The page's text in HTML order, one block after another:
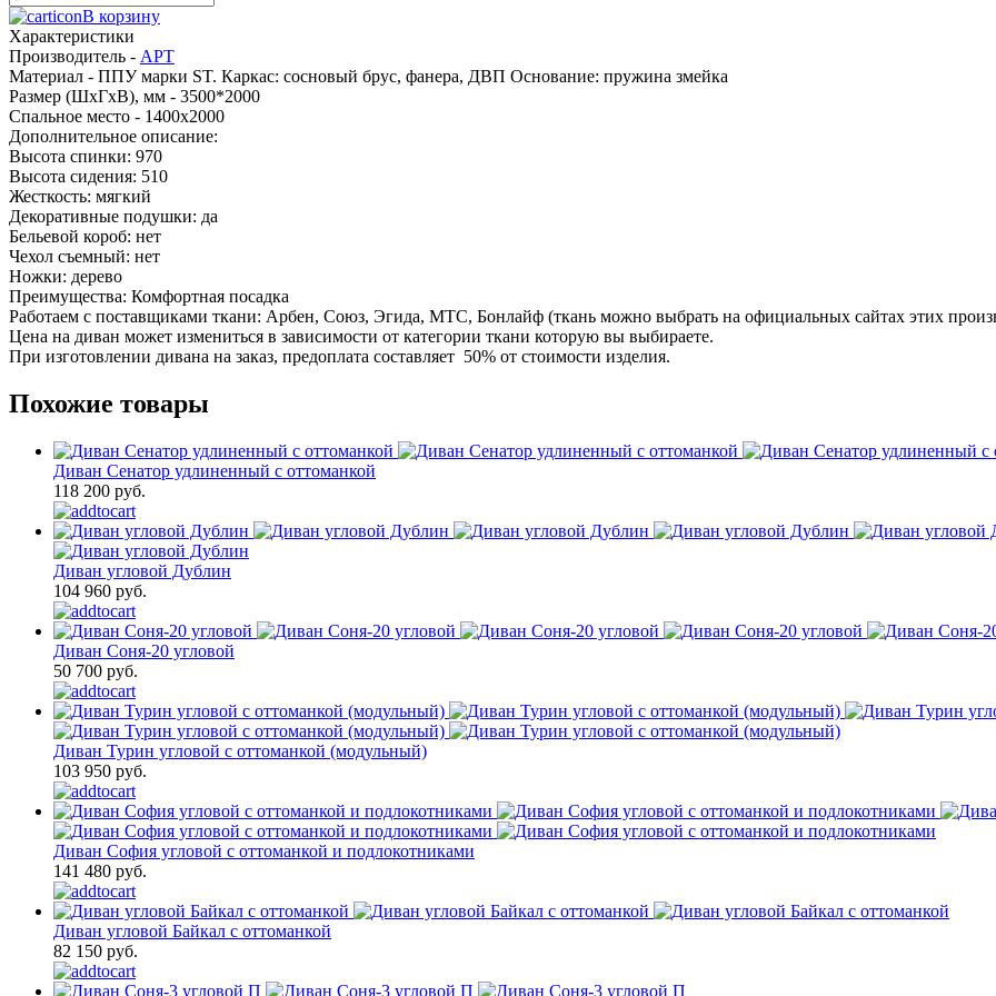
В корзину
Характеристики
Производитель - АРТ
Материал - ППУ марки ST. Каркас: сосновый брус, фанера, ДВП Основание: пружина змейка
Размер (ШхГхВ), мм - 3500*2000
Спальное место - 1400x2000
Дополнительное описание:
Высота спинки: 970
Высота сидения: 510
Жесткость: мягкий
Декоративные подушки: да
Бельевой короб: нет
Чехол съемный: нет
Ножки: дерево
Преимущества: Комфортная посадка
Работаем с поставщиками ткани: Арбен, Союз, Эгида, МТС, Бонлайф (ткань можно выбрать на официальных сайтах этих
Цена на диван может измениться в зависимости от категории ткани которую вы выбираете.
При изготовлении дивана на заказ, предоплата составляет 50% от стоимости изделия.
Похожие товары
Диван Сенатор удлиненный с оттоманкой
118 200 руб.
Диван угловой Дублин
104 960 руб.
Диван Соня-20 угловой
50 700 руб.
Диван Турин угловой с оттоманкой (модульный)
103 950 руб.
Диван София угловой с оттоманкой и подлокотниками
141 480 руб.
Диван угловой Байкал с оттоманкой
82 150 руб.